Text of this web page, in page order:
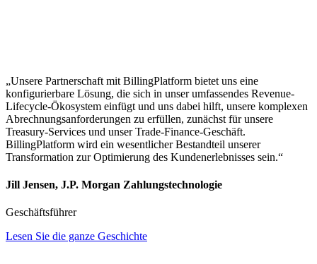
„Unsere Partnerschaft mit BillingPlatform bietet uns eine
konfigurierbare Lösung, die sich in unser umfassendes Revenue-
Lifecycle-Ökosystem einfügt und uns dabei hilft, unsere komplexen
Abrechnungsanforderungen zu erfüllen, zunächst für unsere
Treasury-Services und unser Trade-Finance-Geschäft.
BillingPlatform wird ein wesentlicher Bestandteil unserer
Transformation zur Optimierung des Kundenerlebnisses sein.“
Jill Jensen, J.P. Morgan Zahlungstechnologie
Geschäftsführer
Lesen Sie die ganze Geschichte